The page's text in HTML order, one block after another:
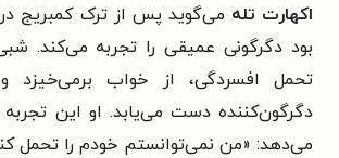
اکهارت تله
بود دگرگونی عمیقی را تجربه می‌کند.
تحمل افسردگی، از خواب
دگرگون‌کننده دست می‌یابد. او این تجربه
می‌دهد: «من نمی‌توانستم خودم را تحمل